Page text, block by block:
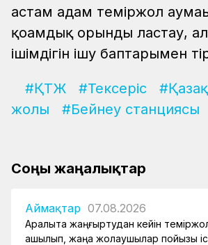
астам адам теміржол
қоғамдық орынды ластау,
ішімдігін ішу баптарымен
#ҚТЖ #Тексеріс
жолы
#Бейнеу станциясы
Соңғы жаңалықтар
Аймақтар 07.08.2026
Арқалықта жаңғыртудан кейін
ашылып, жаңа жолаушылар пойызы